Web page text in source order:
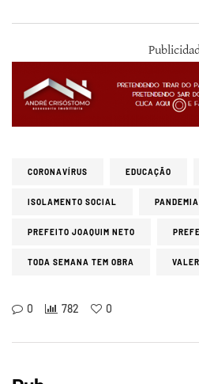
CORONAVÍRUS EDUCAÇÃO
ISOLAMENTO SOCIAL PANDEMIA
PREFEITO JOAQUIM NETO
TODA SEMANA TEM OBRA
0 782 0